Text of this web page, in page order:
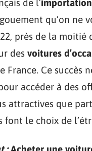
de l’
qu’on ne
près de la moitié
des voitures
France. Ce succès
accéder à des
attractives que
font le choix de
: Acheter une